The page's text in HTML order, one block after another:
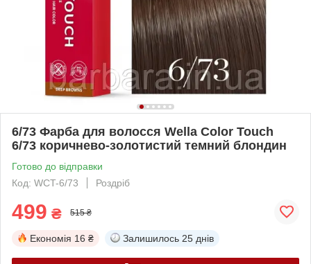
6/73 Фарба для волосся Wella Color Touch
6/73 коричнево-золотистий темний блондин
Готово до відправки
Код: WCT-6/73
Роздріб
499 ₴ 515 ₴
Економія 16 ₴ Залишилось 25 днів